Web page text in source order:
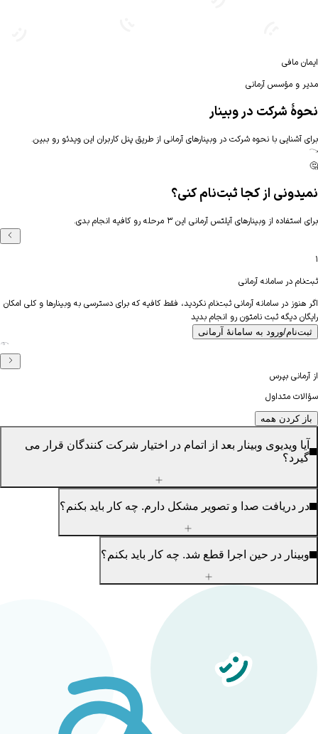
ایمان مافی
مدیر و مؤسس آرمانی
نحوهٔ شرکت در وبینار
برای آشنایی با نحوه شرکت در وبینارهای آرمانی از طریق پنل کاربران این ویدئو رو ببین.
🤔
نمیدونی از کجا ثبت‌نام کنی؟
برای استفاده از وبینارهای آیلتس آرمانی این ۳ مرحله رو کافیه انجام بدی.
۱
ثبت‌نام در سامانه آرمانی
اگر هنوز در سامانه آرمانی ثبت‌نام نکردید، فقط کافیه که برای دسترسی به وبینارها و کلی امکان
رایگان دیگه ثبت نامتون رو انجام بدید
ثبت‌نام/ورود به سامانهٔ آرمانی
از آرمانی بپرس
سؤالات متداول
باز کردن همه
آیا ویدیوی وبینار بعد از اتمام در اختیار شرکت کنندگان قرار می
گیرد؟
در دریافت صدا و تصویر مشکل دارم. چه کار باید بکنم؟
وبینار در حین اجرا قطع شد. چه کار باید بکنم؟